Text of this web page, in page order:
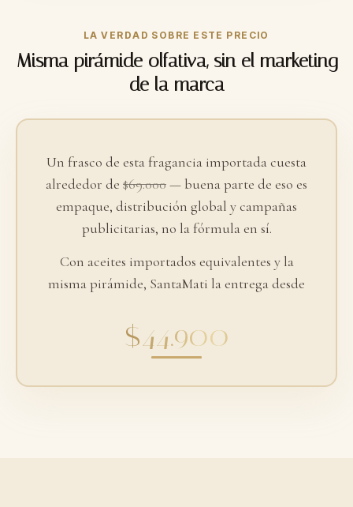
LA VERDAD SOBRE ESTE PRECIO
Misma pirámide olfativa, sin el marketing
de la marca
Un frasco de esta fragancia importada cuesta
alrededor de $69.000— buena parte de eso es
empaque, distribución global y campañas
publicitarias, no la fórmula en sí.
Con aceites importados equivalentes y la
misma pirámide, SantaMati la entrega desde
$44.900